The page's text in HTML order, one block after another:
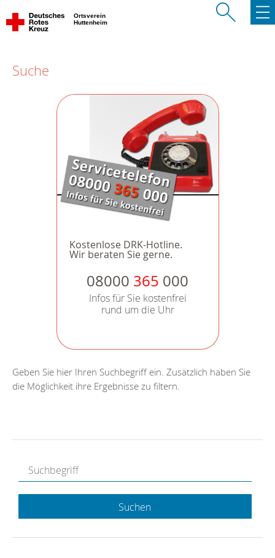
Ortsverein
Huttenheim
Suche
Kostenlose DRK-Hotline.
Wir beraten Sie gerne.
08000 365 000
Infos für Sie kostenfrei
rund um die Uhr
Geben Sie hier Ihren Suchbegriff ein. Zusätzlich haben Sie
die Möglichkeit ihre Ergebnisse zu filtern.
Suchen